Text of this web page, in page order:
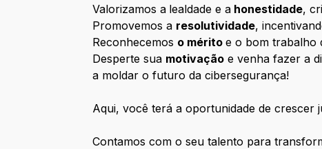
Valorizamos a lealdade e a honestidade,
Promovemos a resolutividade,
Reconhecemos o méritoe o bom trabalho
Desperte sua motivação e venha fazer a
a moldar o futuro da cibersegurança!
Aqui, você terá a oportunidade de crescer
Contamos com o seu talento para